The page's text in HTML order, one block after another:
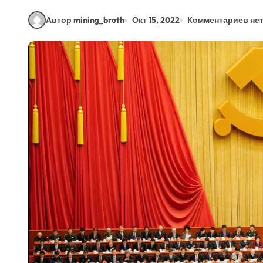
Автор mining_broth Окт 15, 2022 Комментариев нет